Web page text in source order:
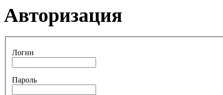
Авторизация
Логин
Пароль